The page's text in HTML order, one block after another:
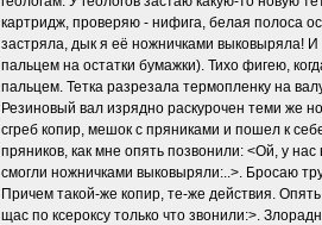
картридж, проверяю - нифига, белая полоса
застряла, дык я её ножничками выковыряла!
пальцем на остатки бумажки). Тихо фигею,
пальцем. Тетка разрезала термопленку на
Резиновый вал изрядно раскурочен теми же
сгреб копир, мешок с пряниками и пошел к
пряников, как мне опять позвонили: <Ой, у нас
смогли ножничками выковыряли:..>. Бросаю
Причем такой-же копир, те-же действия.
щас по ксероксу только что звонили:>.